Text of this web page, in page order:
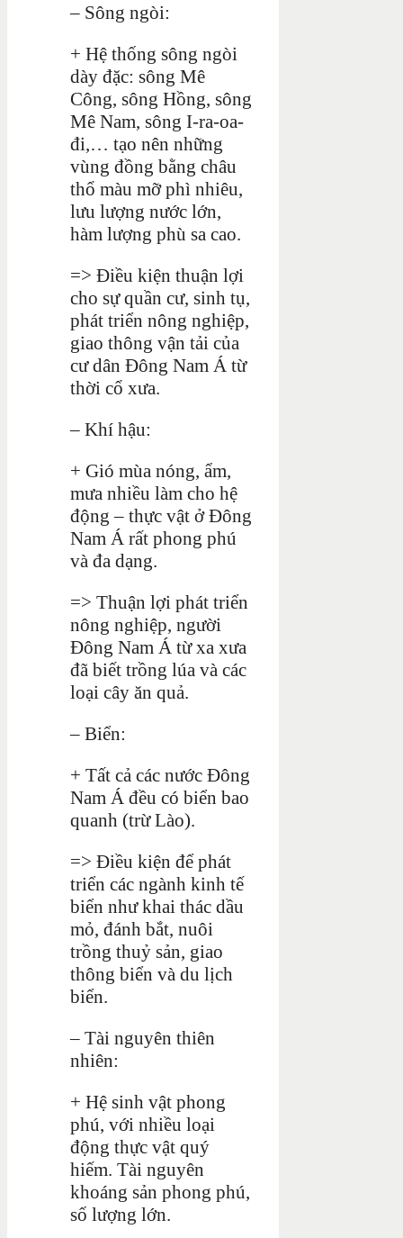
– Sông ngòi:
+ Hệ thống sông ngòi
dày đặc: sông Mê
Công, sông Hồng, sông
Mê Nam, sông I-ra-oa-
đi,… tạo nên những
vùng đồng bằng châu
thổ màu mỡ phì nhiêu,
lưu lượng nước lớn,
hàm lượng phù sa cao.
=> Điều kiện thuận lợi
cho sự quần cư, sinh tụ,
phát triển nông nghiệp,
giao thông vận tải của
cư dân Đông Nam Á từ
thời cổ xưa.
– Khí hậu:
+ Gió mùa nóng, ẩm,
mưa nhiều làm cho hệ
động – thực vật ở Đông
Nam Á rất phong phú
và đa dạng.
=> Thuận lợi phát triển
nông nghiệp, người
Đông Nam Á từ xa xưa
đã biết trồng lúa và các
loại cây ăn quả.
– Biển:
+ Tất cả các nước Đông
Nam Á đều có biển bao
quanh (trừ Lào).
=> Điều kiện để phát
triển các ngành kinh tế
biển như khai thác dầu
mỏ, đánh bắt, nuôi
trồng thuỷ sản, giao
thông biển và du lịch
biển.
– Tài nguyên thiên
nhiên:
+ Hệ sinh vật phong
phú, với nhiều loại
động thực vật quý
hiếm. Tài nguyên
khoáng sản phong phú,
số lượng lớn.